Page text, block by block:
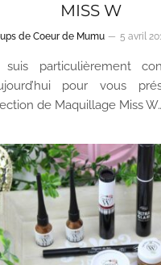
MISS W
de Coeur de Mumu 5 avril
suis particulièrement
pour vous
de Maquillage Miss